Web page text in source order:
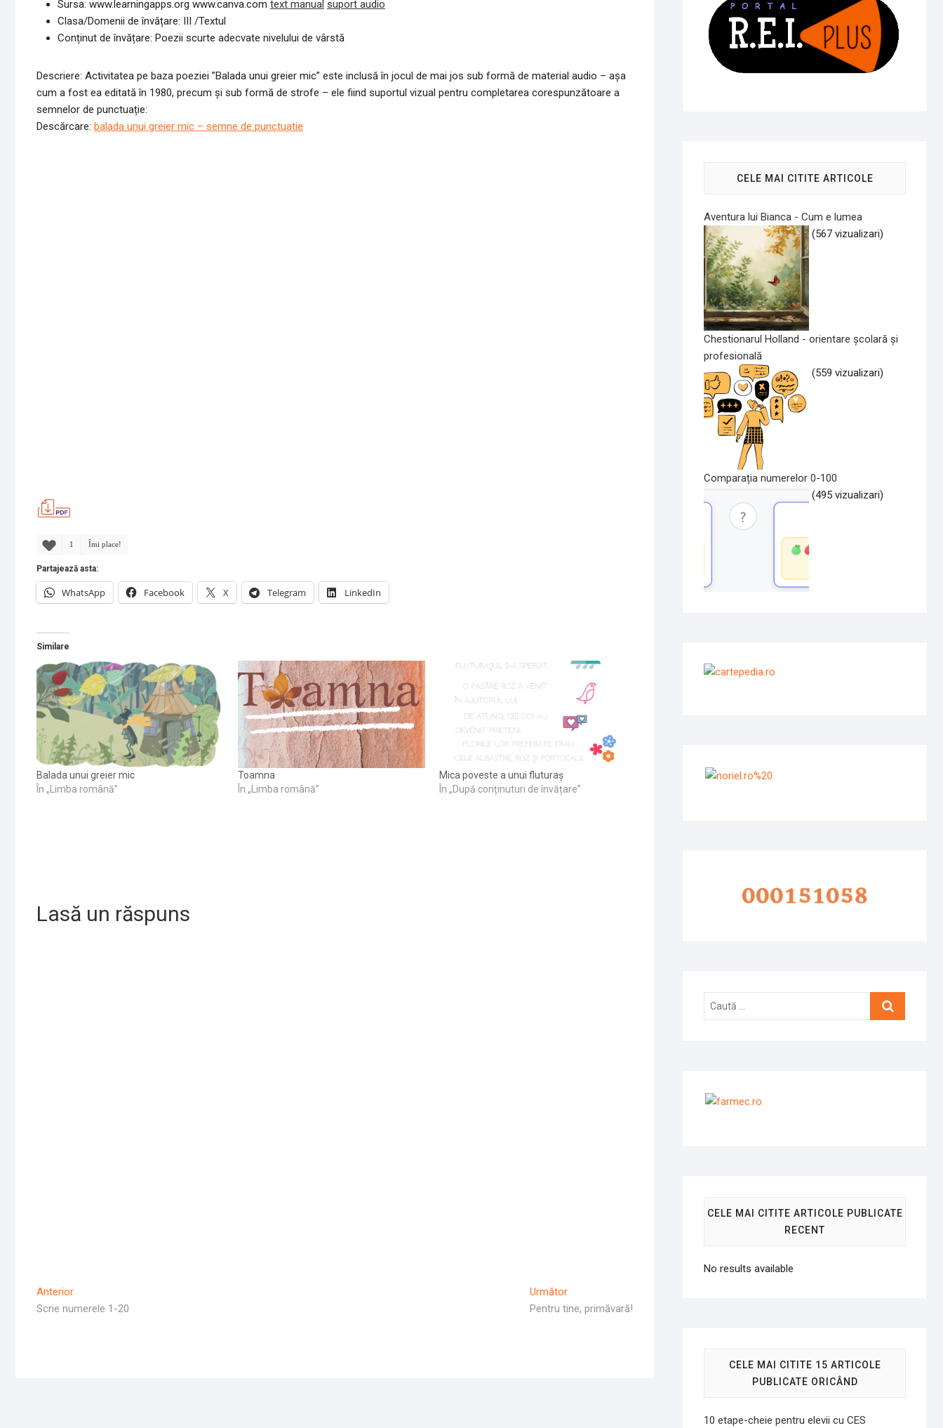
Sursa: www.learningapps.org www.canva.com text manual suport audio
Clasa/Domenii de învățare: III /Textul
Conținut de învățare: Poezii scurte adecvate nivelului de vârstă
Descriere: Activitatea pe baza poeziei ”Balada unui greier mic” este inclusă în jocul de mai jos sub formă de material audio – așa
cum a fost ea editată în 1980, precum și sub formă de strofe – ele fiind suportul vizual pentru completarea corespunzătoare a
semnelor de punctuație:
Descărcare: balada unui greier mic – semne de punctuatie
1 Îmi place!
Partajează asta:
WhatsApp Facebook X Telegram LinkedIn
Similare
Balada unui greier mic
În „Limba română”
Toamna
În „Limba română”
Mica poveste a unui fluturaș
În „După conținuturi de învățare”
Lasă un răspuns
Navigare
în
AnteriorArticolul
Anterior
Scrie numerele 1-20
UrmătorArticolul
Următor:
Pentru tine, primăvară!
CELE MAI CITITE ARTICOLE
Aventura lui Bianca - Cum e lumea
(567 vizualizari)
Chestionarul Holland - orientare școlară și
profesională
(559 vizualizari)
Comparația numerelor 0-100
(495 vizualizari)
Caută
CELE MAI CITITE ARTICOLE PUBLICATE
RECENT
No results available
CELE MAI CITITE 15 ARTICOLE
PUBLICATE ORICÂND
10 etape-cheie pentru elevii cu CES